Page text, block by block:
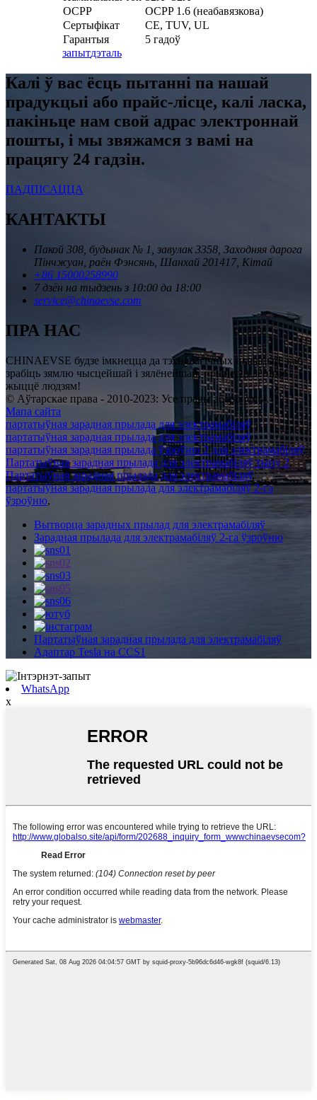
OCPP
OCPP 1.6 (неабавязкова)
Сертыфікат
CE, TUV, UL
Гарантыя
5 гадоў
запытдэталь
Калі ў вас ёсць пытанні па нашай
прадукцыі або прайс-лісце, калі ласка,
пакіньце нам свой адрас электроннай
пошты, і мы звяжамся з вамі на
працягу 24 гадзін.
ПАДПІСАЦЦА
КАНТАКТЫ
Пакой 308, будынак № 1, завулак 3358, Заходняя дарога
Пінчжуан, раён Фэнсянь, Шанхай 201417, Кітай
+86 15000258990
7 дзён на тыдзень з 10:00 да 18:00
service@chinaevse.com
ПРА НАС
CHINAEVSE будзе імкнецца да тэхналагічных інавацый, каб
зрабіць зямлю чысцейшай і зялёнейшай, прынесці лепшае
жыццё людзям!
© Аўтарскае права - 2010-2023: Усе правы абаронены.
Мапа сайта
партатыўная зарадная прылада для электрамабіляў,
партатыўная зарадная прылада для электрамабіляў,
партатыўная зарадная прылада ўзроўню 2 для электрамабіляў,
Партатыўная зарадная прылада для электрамабіляў тыпу 2,
Партатыўная зарадная прылада для электрамабіляў,
партатыўная зарадная прылада для электрамабіляў 2-га
ўзроўню,
Вытворца зарадных прылад для электрамабіляў
Зарадная прылада для электрамабіляў 2-га ўзроўню
Партатыўная зарадная прылада для электрамабіляў
Адаптар Tesla на CCS1
WhatsApp
x